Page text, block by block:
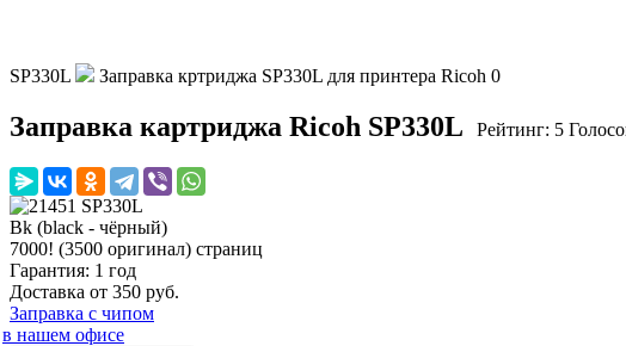
SP330L Заправка кртриджа SP330L для принтера Ricoh 0
Заправка картриджа Ricoh SP330L Рейтинг: 5
Bk (black - чёрный)
7000! (3500 оригинал) страниц
Гарантия: 1 год
Доставка от 350 руб.
Заправка с чипом
в нашем офисе